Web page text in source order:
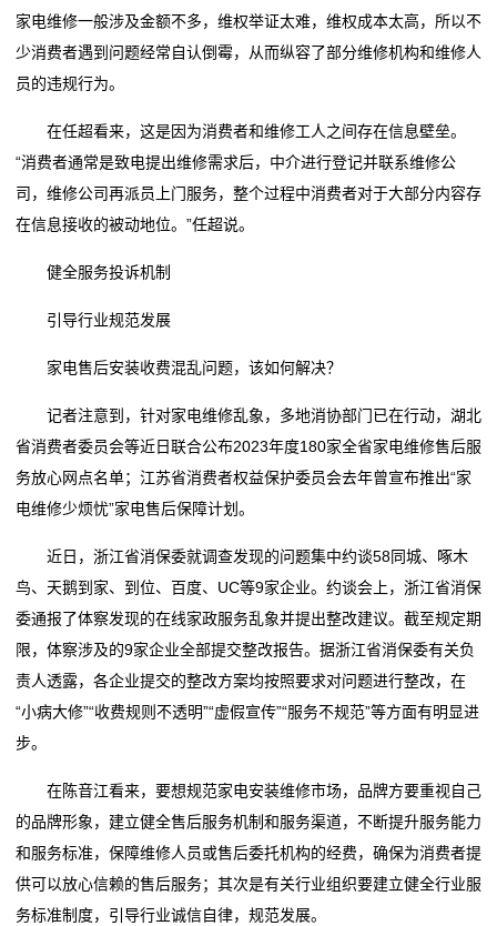
家电维修一般涉及金额不多，维权举证太难，维权成本太高，所以不
少消费者遇到问题经常自认倒霉，从而纵容了部分维修机构和维修人
员的违规行为。
在任超看来，这是因为消费者和维修工人之间存在信息壁垒。
“消费者通常是致电提出维修需求后，中介进行登记并联系维修公
司，维修公司再派员上门服务，整个过程中消费者对于大部分内容存
在信息接收的被动地位。”任超说。
健全服务投诉机制
引导行业规范发展
家电售后安装收费混乱问题，该如何解决？
记者注意到，针对家电维修乱象，多地消协部门已在行动，湖北
省消费者委员会等近日联合公布2023年度180家全省家电维修售后服
务放心网点名单；江苏省消费者权益保护委员会去年曾宣布推出“家
电维修少烦忧”家电售后保障计划。
近日，浙江省消保委就调查发现的问题集中约谈58同城、啄木
鸟、天鹅到家、到位、百度、UC等9家企业。约谈会上，浙江省消保
委通报了体察发现的在线家政服务乱象并提出整改建议。截至规定期
限，体察涉及的9家企业全部提交整改报告。据浙江省消保委有关负
责人透露，各企业提交的整改方案均按照要求对问题进行整改，在
“小病大修”“收费规则不透明”“虚假宣传”“服务不规范”等方面有明显进
步。
在陈音江看来，要想规范家电安装维修市场，品牌方要重视自己
的品牌形象，建立健全售后服务机制和服务渠道，不断提升服务能力
和服务标准，保障维修人员或售后委托机构的经费，确保为消费者提
供可以放心信赖的售后服务；其次是有关行业组织要建立健全行业服
务标准制度，引导行业诚信自律，规范发展。